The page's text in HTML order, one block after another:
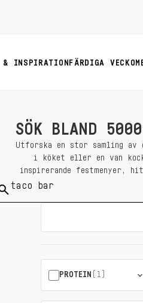
& INSPIRATION FÄRDIGA
SÖK BLAND
Utforska en stor samling av
i köket eller en van
inspirerande festmenyer,
Sök
PROTEIN (1)